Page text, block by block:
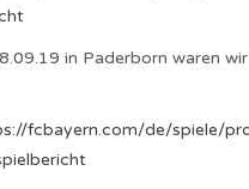
in Paderborn waren
fcbayern.com/de/spiele/